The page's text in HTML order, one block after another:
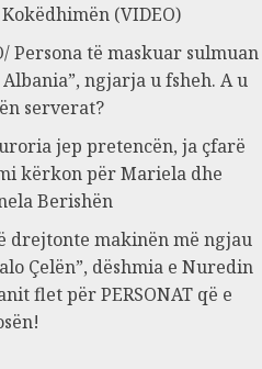
(VIDEO)
Persona të maskuar sulmuan
Albania”, ngjarja u fsheh. A u
serverat?
jep pretencën, ja çfarë
kërkon për Mariela dhe
Berishën
drejtonte makinën më ngjau
Çelën”, dëshmia e Nuredin
flet për PERSONAT që e